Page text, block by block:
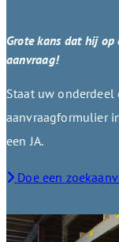
Grote kans dat hij op
aanvraag!
Staat uw onderdeel
aanvraagformulier
een JA.
Doe een